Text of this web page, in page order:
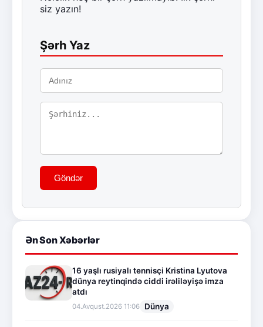
siz yazın!
Şərh Yaz
Göndər
Ən Son Xəbərlər
16 yaşlı rusiyalı tennisçi Kristina Lyutova
dünya reytinqində ciddi irəliləyişə imza
atdı
04.Avqust.2026 11:06 Dünya